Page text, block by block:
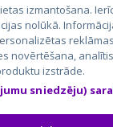
CVbankas.lt
Kainos.lt
Paslaugos.lt
auto24.ee
Osta.ee
izmantošana.
nolūkā.
novērtēšana,
izstrāde.
sniedzēju)